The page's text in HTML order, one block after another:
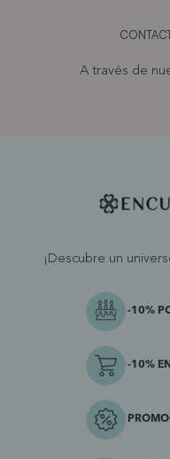
A través de
¡Descubre un
-10%
-10%